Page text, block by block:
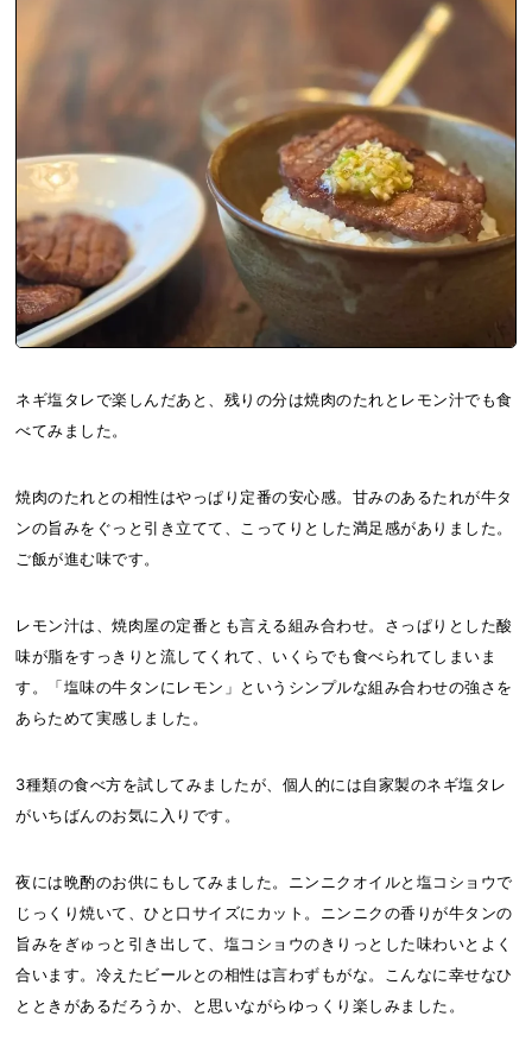
ネギ塩タレで楽しんだあと、残りの分は焼肉のたれとレモン汁でも食
べてみました。
焼肉のたれとの相性はやっぱり定番の安心感。甘みのあるたれが牛タ
ンの旨みをぐっと引き立てて、こってりとした満足感がありました。
ご飯が進む味です。
レモン汁は、焼肉屋の定番とも言える組み合わせ。さっぱりとした酸
味が脂をすっきりと流してくれて、いくらでも食べられてしまいま
す。「塩味の牛タンにレモン」というシンプルな組み合わせの強さを
あらためて実感しました。
3種類の食べ方を試してみましたが、個人的には自家製のネギ塩タレ
がいちばんのお気に入りです。
夜には晩酌のお供にもしてみました。ニンニクオイルと塩コショウで
じっくり焼いて、ひと口サイズにカット。ニンニクの香りが牛タンの
旨みをぎゅっと引き出して、塩コショウのきりっとした味わいとよく
合います。冷えたビールとの相性は言わずもがな。こんなに幸せなひ
とときがあるだろうか、と思いながらゆっくり楽しみました。